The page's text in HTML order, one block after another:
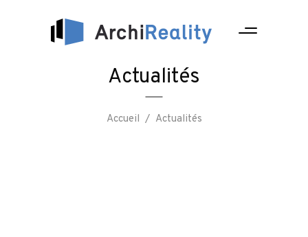
Actualités
Accueil / Actualités